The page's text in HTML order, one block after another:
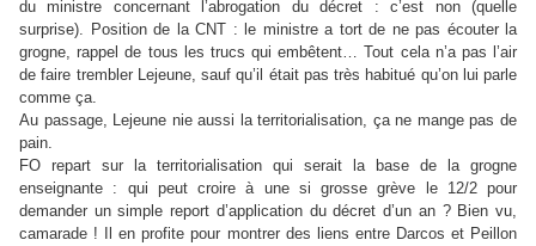
du ministre concernant l’abrogation du décret : c’est non (quelle
surprise). Position de la CNT : le ministre a tort de ne pas écouter la
grogne, rappel de tous les trucs qui embêtent… Tout cela n’a pas l’air
de faire trembler Lejeune, sauf qu’il était pas très habitué qu’on lui parle
comme ça.
Au passage, Lejeune nie aussi la territorialisation, ça ne mange pas de
pain.
FO repart sur la territorialisation qui serait la base de la grogne
enseignante : qui peut croire à une si grosse grève le 12/2 pour
demander un simple report d’application du décret d’un an ? Bien vu,
camarade ! Il en profite pour montrer des liens entre Darcos et Peillon